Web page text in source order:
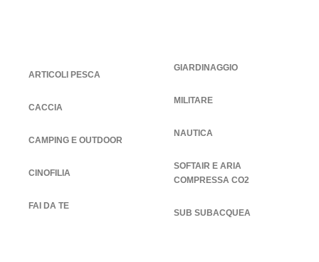
ARTICOLI PESCA
CACCIA
CAMPING E OUTDOOR
CINOFILIA
FAI DA TE
GIARDINAGGIO
MILITARE
NAUTICA
SOFTAIR E ARIA
COMPRESSA CO2
SUB SUBACQUEA